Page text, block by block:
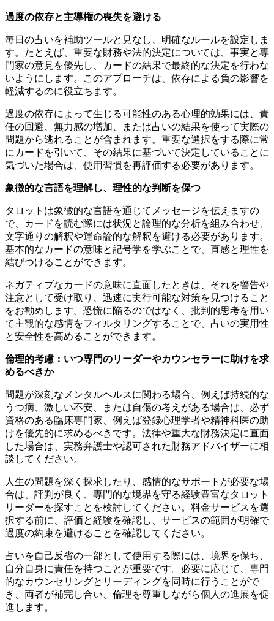
過度の依存と主導権の喪失を避ける
毎日の占いを補助ツールと見なし、明確なルールを設定しま
す。たとえば、重要な財務や法的決定については、事実と専
門家の意見を優先し、カードの結果で最終的な決定を行わな
いようにします。このアプローチは、依存による負の影響を
軽減するのに役立ちます。
過度の依存によって生じる可能性のある心理的効果には、責
任の回避、無力感の増加、または占いの結果を使って実際の
問題から逃れることが含まれます。重要な選択をする際に常
にカードを引いて、その結果に基づいて決定していることに
気づいた場合は、使用習慣を再評価する必要があります。
象徴的な言語を理解し、理性的な判断を保つ
タロットは象徴的な言語を通じてメッセージを伝えますの
で、カードを読む際には状況と論理的な分析を組み合わせ、
文字通りの解釈や運命論的な解釈を避ける必要があります。
基本的なカードの意味と記号学を学ぶことで、直感と理性を
結びつけることができます。
ネガティブなカードの意味に直面したときは、それを警告や
注意として受け取り、迅速に実行可能な対策を見つけること
をお勧めします。恐慌に陥るのではなく、批判的思考を用い
て主観的な感情をフィルタリングすることで、占いの実用性
と安全性を高めることができます。
倫理的考慮：いつ専門のリーダーやカウンセラーに助けを求
めるべきか
問題が深刻なメンタルヘルスに関わる場合、例えば持続的な
うつ病、激しい不安、または自傷の考えがある場合は、必ず
資格のある臨床専門家、例えば登録心理学者や精神科医の助
けを優先的に求めるべきです。法律や重大な財務決定に直面
した場合は、実務弁護士や認可された財務アドバイザーに相
談してください。
人生の問題を深く探求したり、感情的なサポートが必要な場
合は、評判が良く、専門的な境界を守る経験豊富なタロット
リーダーを探すことを検討してください。料金サービスを選
択する前に、評価と経験を確認し、サービスの範囲が明確で
過度の約束を避けることを確認してください。
占いを自己反省の一部として使用する際には、境界を保ち、
自分自身に責任を持つことが重要です。必要に応じて、専門
的なカウンセリングとリーディングを同時に行うことがで
き、両者が補完し合い、倫理を尊重しながら個人の進展を促
進します。